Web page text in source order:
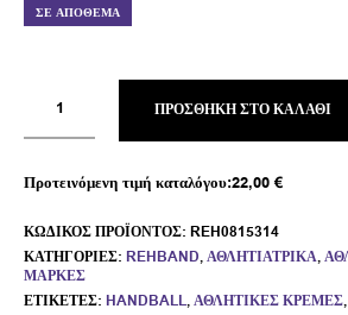
ΣΕ ΑΠΌΘΕΜΑ
ΠΡΟΣΘΉΚΗ ΣΤΟ ΚΑΛΆΘΙ
Προτεινόμενη τιμή καταλόγου:22,00€
ΚΩΔΙΚΌΣ ΠΡΟΪΌΝΤΟΣ: REH0815314
ΚΑΤΗΓΟΡΊΕΣ: REHBAND,ΑΘΛΗΤΙΑΤΡΙΚΆ,
ΜΆΡΚΕΣ
ΕΤΙΚΈΤΕΣ: HANDBALL,ΑΘΛΗΤΙΚΈΣ ΚΡΈΜΕΣ,